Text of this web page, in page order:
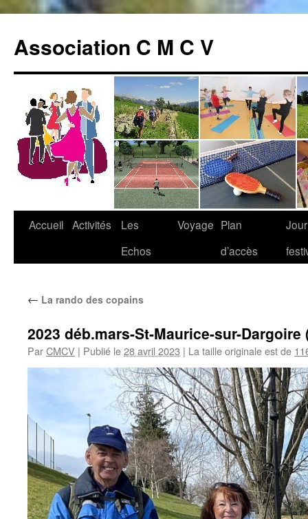
Association C M C V
Aller
Accueil Activités
Les
Echos
Voyage Plan
d’accès
← La rando des copains
2023 déb.mars-St-Maurice-sur-Dargoire
ParCMCV | Publié le28 avril 2023 | La taille originale est de